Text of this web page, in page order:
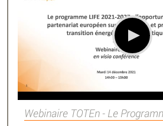
Webinaire TOTEn - Le